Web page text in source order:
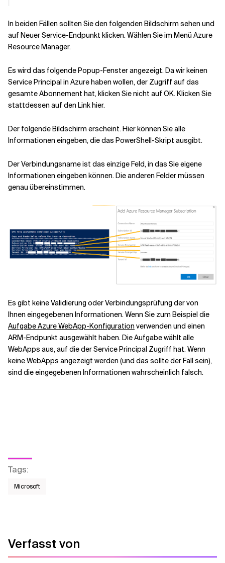
In beiden Fällen sollten Sie den folgenden Bildschirm sehen und
auf Neuer Service-Endpunkt klicken. Wählen Sie im Menü Azure
Resource Manager.
Es wird das folgende Popup-Fenster angezeigt. Da wir keinen
Service Principal in Azure haben wollen, der Zugriff auf das
gesamte Abonnement hat, klicken Sie nicht auf OK. Klicken Sie
stattdessen auf den Link hier.
Der folgende Bildschirm erscheint. Hier können Sie alle
Informationen eingeben, die das PowerShell-Skript ausgibt.
Der Verbindungsname ist das einzige Feld, in das Sie eigene
Informationen eingeben können. Die anderen Felder müssen
genau übereinstimmen.
Es gibt keine Validierung oder Verbindungsprüfung der von
Ihnen eingegebenen Informationen. Wenn Sie zum Beispiel die
Aufgabe Azure WebApp-Konfiguration verwenden und einen
ARM-Endpunkt ausgewählt haben. Die Aufgabe wählt alle
WebApps aus, auf die der Service Principal Zugriff hat. Wenn
keine WebApps angezeigt werden (und das sollte der Fall sein),
sind die eingegebenen Informationen wahrscheinlich falsch.
Tags:
Microsoft
Verfasst von